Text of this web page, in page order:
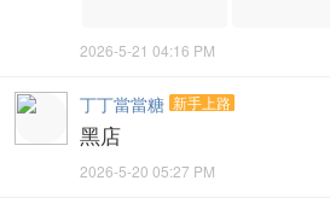
2026-5-21 04:16 PM
丁丁當當糖 新手上路
黑店
2026-5-20 05:27 PM